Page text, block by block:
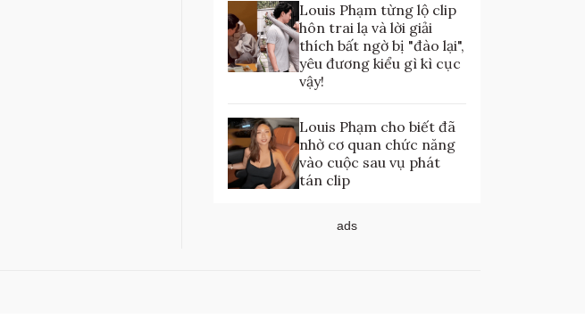
Louis Phạm từng lộ clip
hôn trai lạ và lời giải
thích bất ngờ bị "đào lại",
yêu đương kiểu gì kì cục
vậy!
Louis Phạm cho biết đã
nhờ cơ quan chức năng
vào cuộc sau vụ phát
tán clip
ads